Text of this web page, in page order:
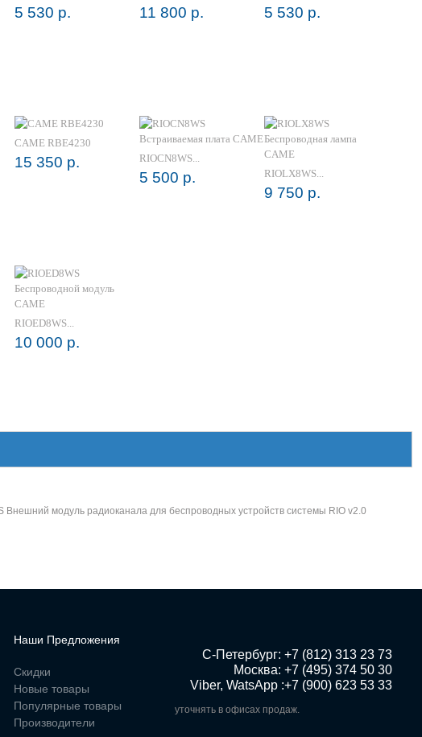
5 530 р. 11 800 р. 5 530 р.
CAME RBE4230
15 350 р. RIOCN8WS...
5 500 р. RIOLX8WS...
9 750 р.
RIOED8WS...
10 000 р.
Внешний модуль радиоканала для беспроводных устройств системы RIO v2.0
Наши Предложения
Скидки
Новые товары
Популярные товары
Производители
Москва: +7 (495) 374 50 30
Viber, WatsApp :+7 (900) 623 53 33
уточнять в офисах продаж.